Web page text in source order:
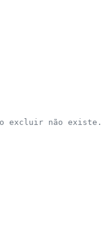
excluir não existe.